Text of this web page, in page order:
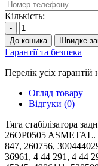
Кількість:
-
До кошика
Швидке
Гарантії та безпека
Перелік усіх
Огляд товару
Відгуки (0)
Тяга стабілізатора
26OP0505 ASMETAL.
847, 260756,
36961, 4 44 291, 4 44